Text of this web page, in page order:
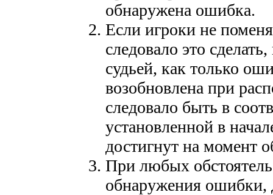
обнаружена ошибка.
Если игроки не
следовало это
судьей, как только
возобновлена при
следовало быть в
установленной в
достигнут на момент
При любых
обнаружения ошибки,